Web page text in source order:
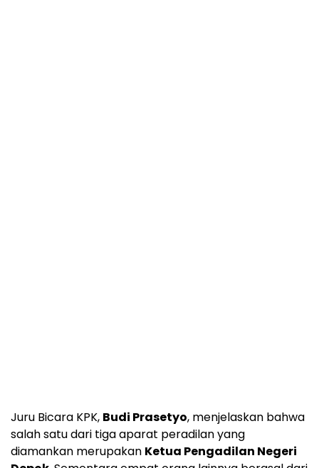
Juru Bicara KPK, Budi Prasetyo, menjelaskan bahwa
salah satu dari tiga aparat peradilan yang
diamankan merupakan Ketua Pengadilan Negeri